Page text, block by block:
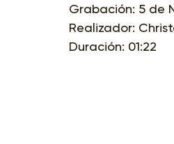
Grabación: 5 de
Realizador:
Duración: 01:22